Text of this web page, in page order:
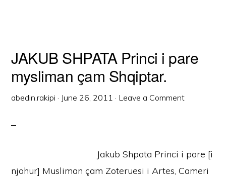
JAKUB SHPATA Princi i pare
mysliman çam Shqiptar.
abedin.rakipi · June 26, 2011 · Leave a Comment
Jakub Shpata Princi i pare [i
njohur] Musliman çam Zoteruesi i Artes, Cameri